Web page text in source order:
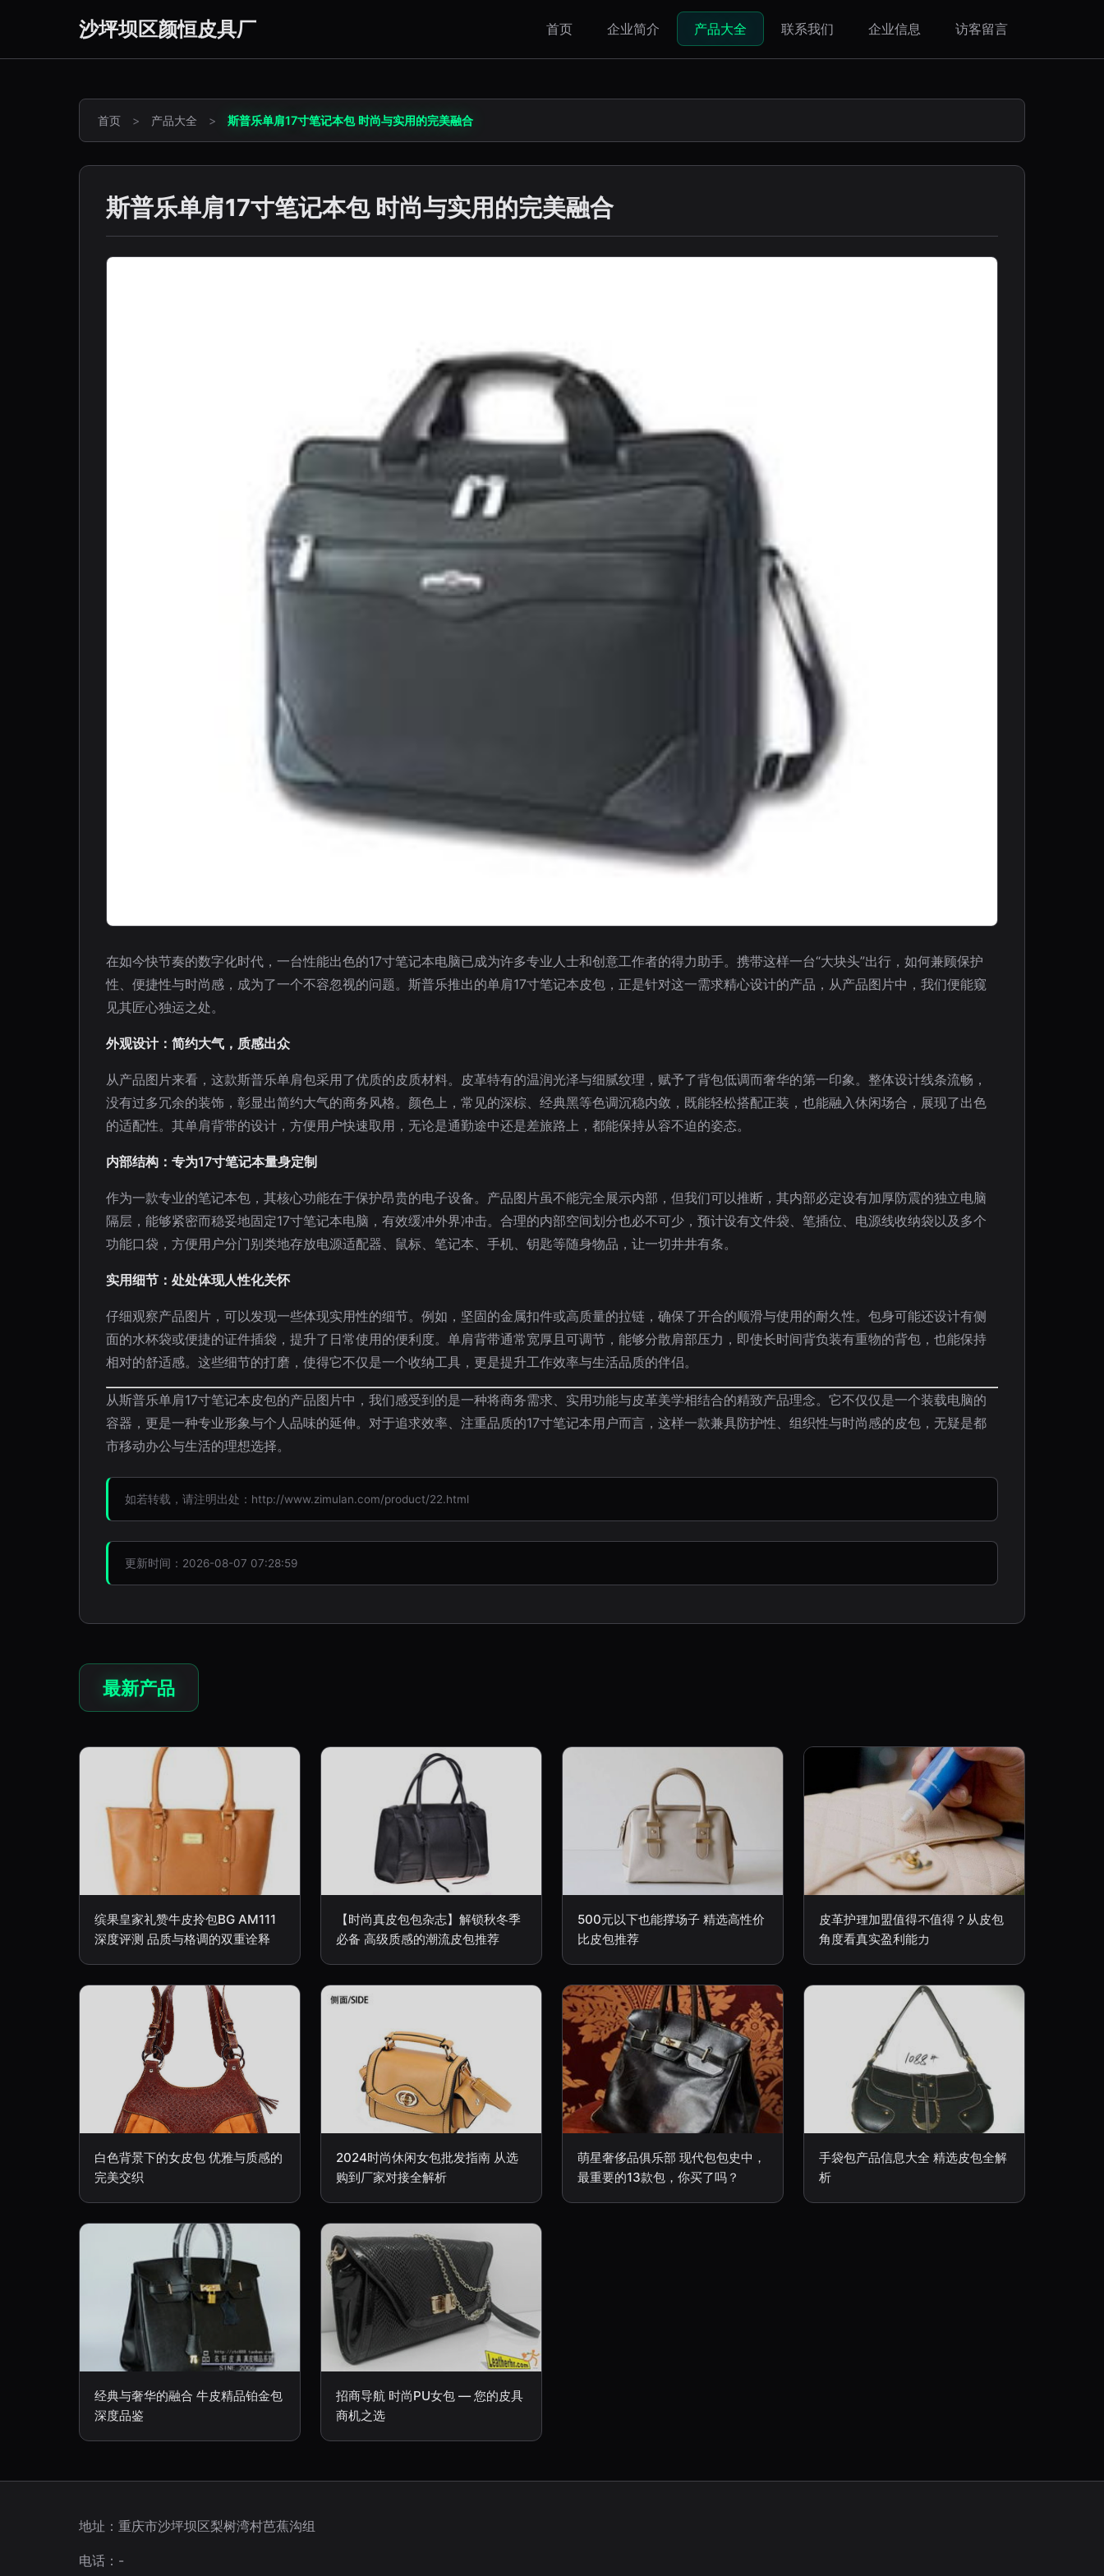
沙坪坝区颜恒皮具厂 首页 企业简介 产品大全 联系我们 企业信息 访客留言
首页 > 产品大全 > 斯普乐单肩17寸笔记本包 时尚与实用的完美融合
斯普乐单肩17寸笔记本包 时尚与实用的完美融合
在如今快节奏的数字化时代，一台性能出色的17寸笔记本电脑已成为许多专业人士和创意工作者的得力助手。携带这样一台“大块头”出行，如何兼顾保护
性、便捷性与时尚感，成为了一个不容忽视的问题。斯普乐推出的单肩17寸笔记本皮包，正是针对这一需求精心设计的产品，从产品图片中，我们便能窥
见其匠心独运之处。
外观设计：简约大气，质感出众
从产品图片来看，这款斯普乐单肩包采用了优质的皮质材料。皮革特有的温润光泽与细腻纹理，赋予了背包低调而奢华的第一印象。整体设计线条流畅，
没有过多冗余的装饰，彰显出简约大气的商务风格。颜色上，常见的深棕、经典黑等色调沉稳内敛，既能轻松搭配正装，也能融入休闲场合，展现了出色
的适配性。其单肩背带的设计，方便用户快速取用，无论是通勤途中还是差旅路上，都能保持从容不迫的姿态。
内部结构：专为17寸笔记本量身定制
作为一款专业的笔记本包，其核心功能在于保护昂贵的电子设备。产品图片虽不能完全展示内部，但我们可以推断，其内部必定设有加厚防震的独立电脑
隔层，能够紧密而稳妥地固定17寸笔记本电脑，有效缓冲外界冲击。合理的内部空间划分也必不可少，预计设有文件袋、笔插位、电源线收纳袋以及多个
功能口袋，方便用户分门别类地存放电源适配器、鼠标、笔记本、手机、钥匙等随身物品，让一切井井有条。
实用细节：处处体现人性化关怀
仔细观察产品图片，可以发现一些体现实用性的细节。例如，坚固的金属扣件或高质量的拉链，确保了开合的顺滑与使用的耐久性。包身可能还设计有侧
面的水杯袋或便捷的证件插袋，提升了日常使用的便利度。单肩背带通常宽厚且可调节，能够分散肩部压力，即使长时间背负装有重物的背包，也能保持
相对的舒适感。这些细节的打磨，使得它不仅是一个收纳工具，更是提升工作效率与生活品质的伴侣。
从斯普乐单肩17寸笔记本皮包的产品图片中，我们感受到的是一种将商务需求、实用功能与皮革美学相结合的精致产品理念。它不仅仅是一个装载电脑的
容器，更是一种专业形象与个人品味的延伸。对于追求效率、注重品质的17寸笔记本用户而言，这样一款兼具防护性、组织性与时尚感的皮包，无疑是都
市移动办公与生活的理想选择。
如若转载，请注明出处：http://www.zimulan.com/product/22.html
更新时间：2026-08-07 07:28:59
最新产品
缤果皇家礼赞牛皮拎包BG AM111
深度评测 品质与格调的双重诠释
【时尚真皮包包杂志】解锁秋冬季
必备 高级质感的潮流皮包推荐
500元以下也能撑场子 精选高性价
比皮包推荐
皮革护理加盟值得不值得？从皮包
角度看真实盈利能力
白色背景下的女皮包 优雅与质感的
完美交织
2024时尚休闲女包批发指南 从选
购到厂家对接全解析
萌星奢侈品俱乐部 现代包包史中，
最重要的13款包，你买了吗？
手袋包产品信息大全 精选皮包全解
析
经典与奢华的融合 牛皮精品铂金包
深度品鉴
招商导航 时尚PU女包 — 您的皮具
商机之选
地址：重庆市沙坪坝区梨树湾村芭蕉沟组
电话：-